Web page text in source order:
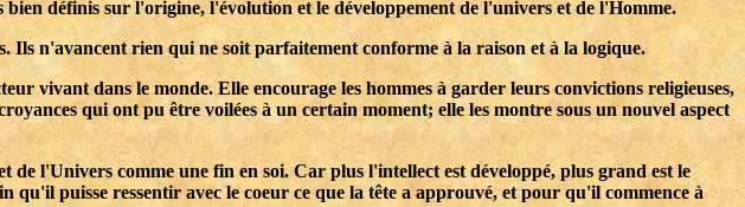
définis sur l'origine, l'évolution et le développement de l'univers et de l'Homme.
Ils n'avancent rien qui ne soit parfaitement conforme à la raison et à la logique.
vivant dans le monde. Elle encourage les hommes à garder leurs convictions religieuses,
qui ont pu être voilées à un certain moment; elle les montre sous un nouvel aspect
l'Univers comme une fin en soi. Car plus l'intellect est développé, plus grand est le
puisse ressentir avec le coeur ce que la tête a approuvé, et pour qu'il commence à